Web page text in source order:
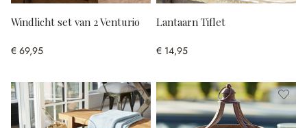
Windlicht set van 2 Venturio
€ 69,95
Lantaarn Tiflet
€ 14,95